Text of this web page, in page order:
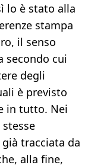
lo è stato alla
stampa
il senso
secondo cui
degli
è previsto
in tutto. Nei
stesse
tracciata da
alla fine,